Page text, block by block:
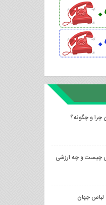
چرا و چگونه؟
چیست و چه ارزشی
لباس جهان